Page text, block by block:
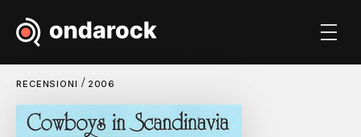
RECENSIONI / 2006